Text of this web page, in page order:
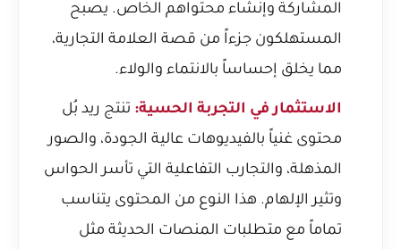
المشاركة وإنشاء محتواهم الخاص. يصبح
المستهلكون جزءاً من قصة العلامة التجارية،
مما يخلق إحساساً بالانتماء والولاء.
الاستثمار في التجربة الحسية: تنتج ريد بُل
محتوى غنياً بالفيديوهات عالية الجودة، والصور
المذهلة، والتجارب التفاعلية التي تأسر الحواس
وتثير الإلهام. هذا النوع من المحتوى يتناسب
تماماً مع متطلبات المنصات الحديثة مثل